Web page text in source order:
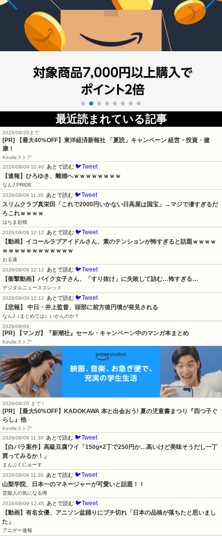
最近読まれている記事
2026/08/20まで
[PR]
【最大40%OFF】東洋経済新報社 「夏読」キャンペーン 経営・投資・健
康！
Kindleストア
2026/08/09 10:46
あとで読む 🐦Tweet
【速報】ひろゆき、離婚へｗｗｗｗｗｗｗｗ
なんJ PRIDE
2026/08/09 11:30
あとで読む 🐦Tweet
スリムクラブ真栄田「これで2000円いかない日高屋は国宝」→マジで凄すぎるだ
ろこれｗｗｗｗ
はちま起稿
2026/08/09 12:12
あとで読む 🐦Tweet
【動画】イコールラブアイドルさん、素のテンションが怖すぎると話題ｗｗｗｗ
ｗｗｗｗｗｗｗｗｗｗｗｗ
おる速
2026/08/09 12:12
あとで読む 🐦Tweet
【衝撃動画】バイク女子さん、「すり抜け」に失敗して詰む…怖すぎる…
デジタルニューススレッド
2026/08/09 12:12
あとで読む 🐦Tweet
【悲報】 中日・井上監督、頭部に前方後円墳が発見される
なんJ（まとめては）いかんのか？
2026/08/09
[PR] 【マンガ】『新潮社』セール・キャンペーン中のマンガ本まとめ
Kindleストア
2026/08/20 まで！
[PR]
【最大50%OFF】KADOKAWA 本と出会おう! 夏の児童書まつり『四つ子ぐ
らし』他
Kindleストア
2026/08/09 11:30
あとで読む 🐦Tweet
【白バラ案件】高級豆腐ワイ「150g×2丁で250円か…高いけど美味そうだし一丁
買ってみるか！」
まんぷくにゅーす
2026/08/09 11:30
あとで読む 🐦Tweet
山梨学院、日本一のマネージャーが可愛いと話題！！
芸能人の気になる噂
2026/08/09 12:45
あとで読む 🐦Tweet
【動画】有名女優、アニソン盆踊りにブチ切れ「日本の品格が落ちたと思いまし
た」
アニゲー速報